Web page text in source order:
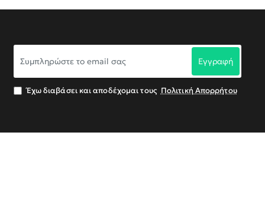
το
σας
Εγγραφή
Έχω διαβάσει και αποδέχομαι τους Πολιτική Απορρήτου